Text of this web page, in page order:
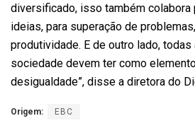
diversificado, isso também colabora
ideias, para superação de
produtividade. E de outro lado,
sociedade devem ter como
desigualdade”, disse a diretora do
Origem: EBC